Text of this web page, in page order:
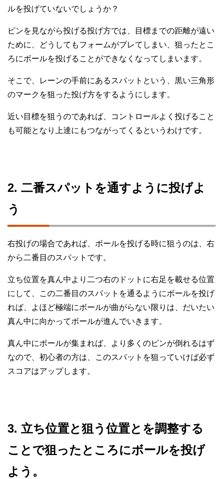
ルを投げていないでしょうか？
ピンを見ながら投げる投げ方では、目標までの距離が遠い
ために、どうしてもフォームがブレてしまい、狙ったとこ
ろにボールを投げることができなくなってしまいます。
そこで、レーンの手前にあるスパットという、黒い三角形
のマークを狙った投げ方をするようにします。
近い目標を狙うのであれば、コントロールよく投げること
も可能となり上達にもつながってくるというわけです。
2. 二番スパットを通すように投げよ
う
右投げの場合であれば、ボールを投げる時に狙うのは、右
から二番目のスパットです。
立ち位置を真ん中より二つ右のドットに右足を載せる位置
にして、この二番目のスパットを通るようにボールを投げ
れば、よほど極端にボールが曲がらない限りは、だいたい
真ん中に向かってボールが進んでいきます。
真ん中にボールが集まれば、より多くのピンが倒れるはず
なので、初心者の方は、このスパットを狙っていけば必ず
スコアはアップします。
3. 立ち位置と狙う位置とを調整する
ことで狙ったところにボールを投げ
よう。